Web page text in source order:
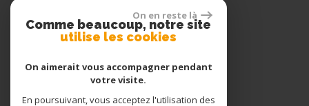
ADHÉRENTS
On en reste là
Comme beaucoup, notre site
utilise les cookies
On aimerait vous accompagner pendant
votre visite.
En poursuivant, vous acceptez l'utilisation des